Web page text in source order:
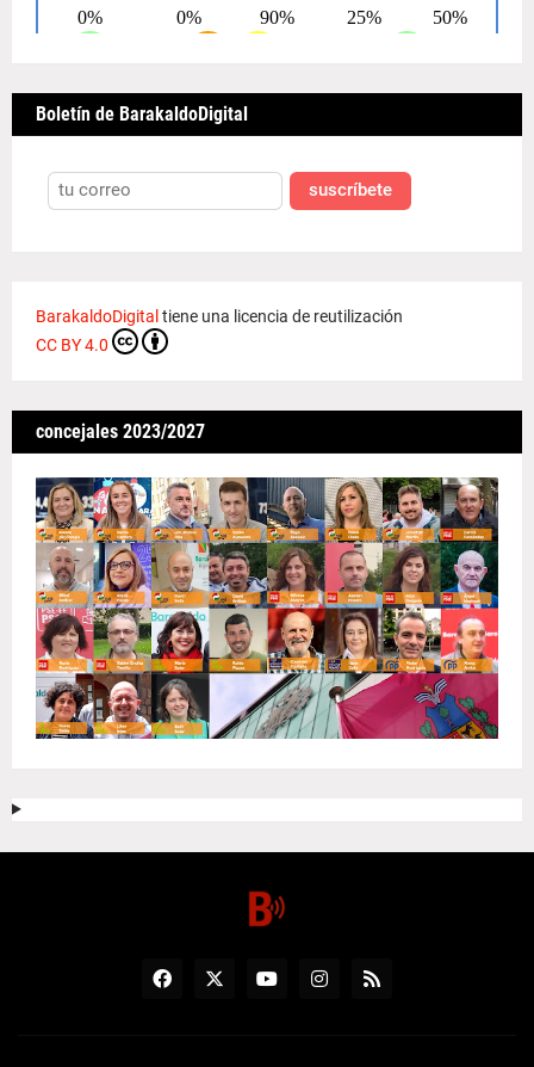
Boletín de BarakaldoDigital
suscríbete
BarakaldoDigital tiene una licencia de reutilización
CC BY 4.0
concejales 2023/2027